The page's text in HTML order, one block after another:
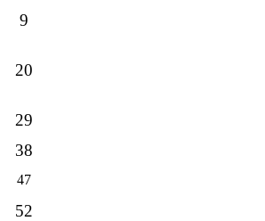
9
20
29
38
47
52